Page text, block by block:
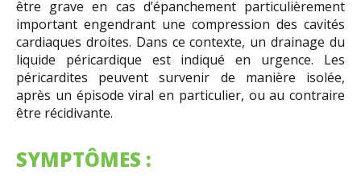
être grave en cas d’épanchement particulièrement
important engendrant une compression des cavités
cardiaques droites. Dans ce contexte, un drainage du
liquide péricardique est indiqué en urgence. Les
péricardites peuvent survenir de manière isolée,
après un épisode viral en particulier, ou au contraire
être récidivante.
SYMPTÔMES :